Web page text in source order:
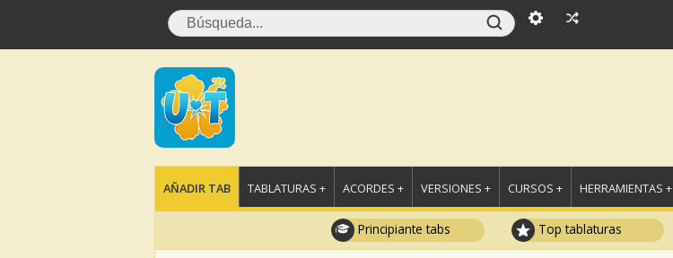
AÑADIR TAB TABLATURAS + ACORDES + VERSIONES + CURSOS + HERRAMIENTAS +
Principiante tabs Top tablaturas